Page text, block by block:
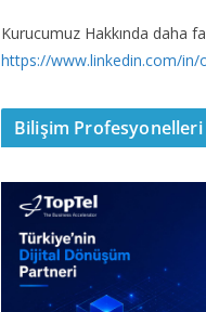
Kurucumuz Hakkında daha
https://www.linkedin.com/in/
Bilişim